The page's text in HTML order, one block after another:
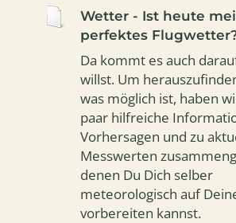
Wetter - Ist heute
perfektes
Da kommt es auch
willst. Um
was möglich ist, haben
paar hilfreiche
Vorhersagen und zu
Messwerten
denen Du Dich selber
meteorologisch auf
vorbereiten kannst.